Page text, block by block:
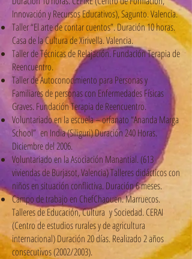
Innovación y Recursos Educativos), Sagunto. Valencia.
Taller “El arte de contar cuentos”. Duración 10 horas.
Casa de la Cultura de Xirivella. Valencia.
Taller de Técnicas de Relajación. Fundación Terapia de
Reencuentro.
Taller de Autoconocimiento para Personas y
Familiares de personas con Enfermedades Físicas
Graves. Fundación Terapia de Reencuentro.
Voluntariado en la escuela – orfanato “Ananda Marga
School” en India (Siliguri) Duración 240 Horas.
Diciembre del 2006.
Voluntariado en la Asociación Manantial. (613
viviendas de Burjasot, Valencia) Talleres didácticos con
niños en situación conflictiva. Duración 6 meses.
Campo de trabajo en ChefChaouen. Marruecos.
Talleres de Educación, Cultura y Sociedad. CERAI
(Centro de estudios rurales y de agricultura
internacional) Duración 20 días. Realizado 2 años
consecutivos (2002/2003).